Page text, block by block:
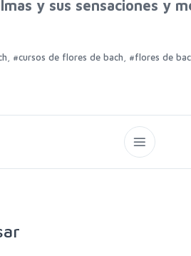
y sus sensaciones y
#cursos de flores de bach #flores de